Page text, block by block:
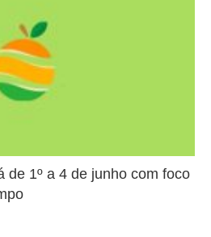
de 1º a 4 de junho com foco